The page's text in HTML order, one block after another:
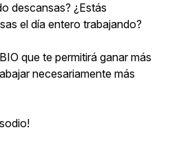
descansas? ¿Estás
el día entero trabajando?
que te permitirá ganar más
necesariamente más